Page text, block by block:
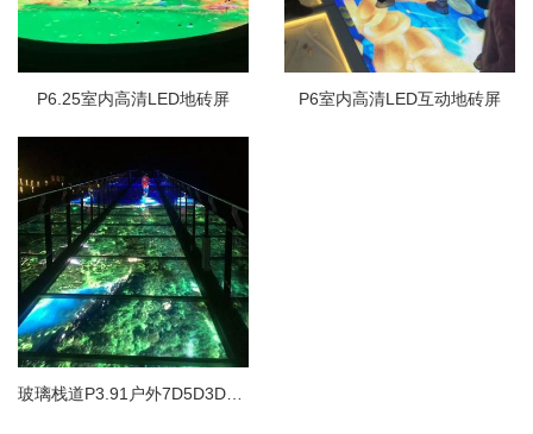
P6.25室内高清LED地砖屏 P6室内高清LED互动地砖屏